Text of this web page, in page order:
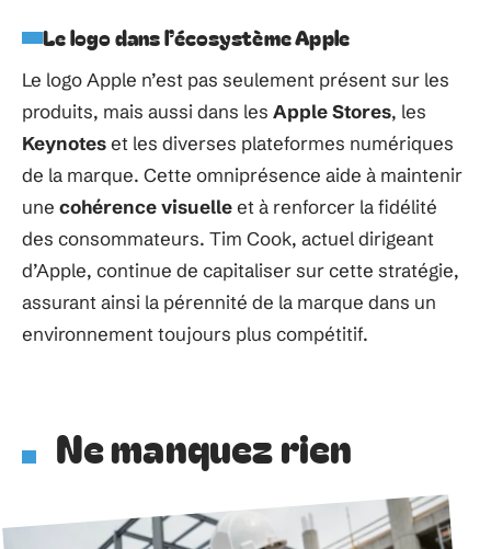
Le logo dans l’écosystème Apple
Le logo Apple n’est pas seulement présent sur les
produits, mais aussi dans les Apple Stores, les
Keynoteset les diverses plateformes numériques
de la marque. Cette omniprésence aide à maintenir
une cohérence visuelleet à renforcer la fidélité
des consommateurs. Tim Cook, actuel dirigeant
d’Apple, continue de capitaliser sur cette stratégie,
assurant ainsi la pérennité de la marque dans un
environnement toujours plus compétitif.
Ne manquez rien